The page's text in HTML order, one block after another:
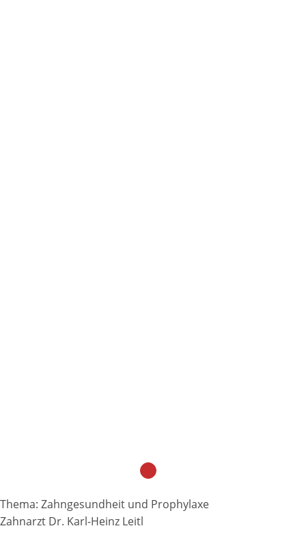
Thema: Zahngesundheit und Prophylaxe
Zahnarzt Dr. Karl-Heinz Leitl